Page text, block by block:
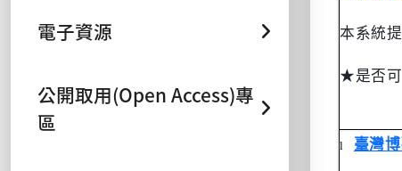
電子資源
公開取用(Open Access)專
區
本系統
★是否
l 臺灣